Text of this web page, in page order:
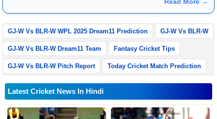
GJ-W Vs BLR-W WPL 2025 Dream11 Prediction GJ-W Vs BLR-W
GJ-W Vs BLR-W Dream11 Team Fantasy Cricket Tips
GJ-W Vs BLR-W Pitch Report Today Cricket Match Prediction
Latest Cricket News In Hindi